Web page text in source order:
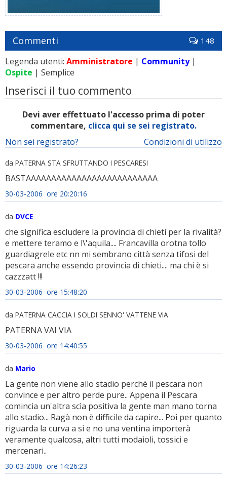
Commenti 148
Legenda utenti: Amministratore | Community|
Ospite | Semplice
Inserisci il tuo commento
Devi aver effettuato l'accesso prima di poter
commentare, clicca qui se sei registrato.
Condizioni di utilizzo
Non sei registrato?
da PATERNA STA SFRUTTANDO I PESCARESI
BASTAAAAAAAAAAAAAAAAAAAAAAAAAA
30-03-2006 ore 20:20:16
da DVCE
che significa escludere la provincia di chieti per la rivalità?
e mettere teramo e l\'aquila.... Francavilla orotna tollo
guardiagrele etc nn mi sembrano città senza tifosi del
pescara anche essendo provincia di chieti.... ma chi è si
cazzzatt !!!
30-03-2006 ore 15:48:20
da PATERNA CACCIA I SOLDI SENNO' VATTENE VIA
PATERNA VAI VIA
30-03-2006 ore 14:40:55
da Mario
La gente non viene allo stadio perchè il pescara non
convince e per altro perde pure.. Appena il Pescara
comincia un'altra scìa positiva la gente man mano torna
allo stadio... Ragà non è difficile da capire... Poi per quanto
riguarda la curva a si e no una ventina importerà
veramente qualcosa, altri tutti modaioli, tossici e
mercenari..
30-03-2006 ore 14:26:23